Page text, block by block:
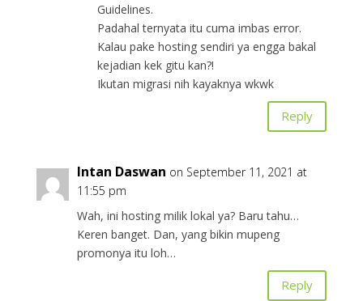
Guidelines.
Padahal ternyata itu cuma imbas error.
Kalau pake hosting sendiri ya engga bakal
kejadian kek gitu kan?!
Ikutan migrasi nih kayaknya wkwk
Reply
Intan Daswan on September 11, 2021 at
11:55 pm
Wah, ini hosting milik lokal ya? Baru tahu…
Keren banget. Dan, yang bikin mupeng
promonya itu loh…
Reply